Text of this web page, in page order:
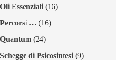
Oli Essenziali (16)
Percorsi … (16)
Quantum (24)
Schegge di Psicosintesi (9)